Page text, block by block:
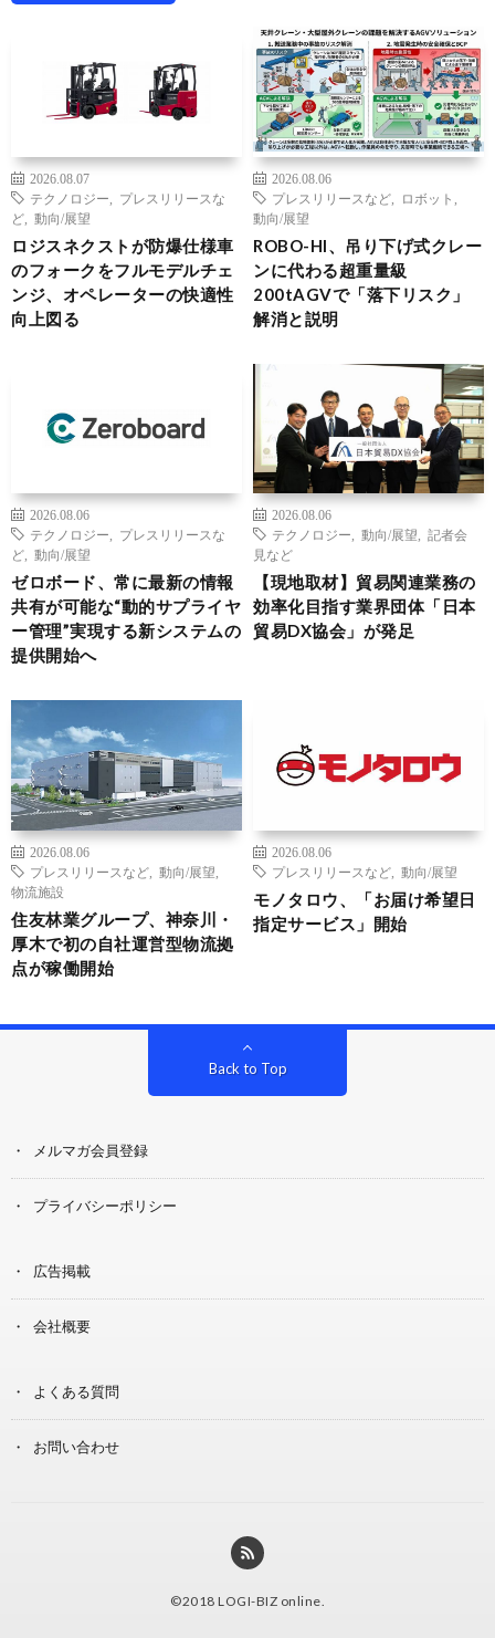
2026.08.07
テクノロジー
プレスリリースな
ど
動向/展望
ロジスネクストが防爆仕様車
のフォークをフルモデルチェ
ンジ、オペレーターの快適性
向上図る
2026.08.06
プレスリリースなど
ロボット
動向/展望
ROBO-HI、吊り下げ式クレー
ンに代わる超重量級
200tAGVで「落下リスク」
解消と説明
2026.08.06
テクノロジー
プレスリリースな
ど
動向/展望
ゼロボード、常に最新の情報
共有が可能な“動的サプライヤ
ー管理”実現する新システムの
提供開始へ
2026.08.06
テクノロジー
動向/展望
記者会
見など
【現地取材】貿易関連業務の
効率化目指す業界団体「日本
貿易DX協会」が発足
2026.08.06
プレスリリースなど
動向/展望
物流施設
住友林業グループ、神奈川・
厚木で初の自社運営型物流拠
点が稼働開始
2026.08.06
プレスリリースなど
動向/展望
モノタロウ、「お届け希望日
指定サービス」開始
Back to Top
メルマガ会員登録
プライバシーポリシー
広告掲載
会社概要
よくある質問
お問い合わせ
©2018 LOGI-BIZ online